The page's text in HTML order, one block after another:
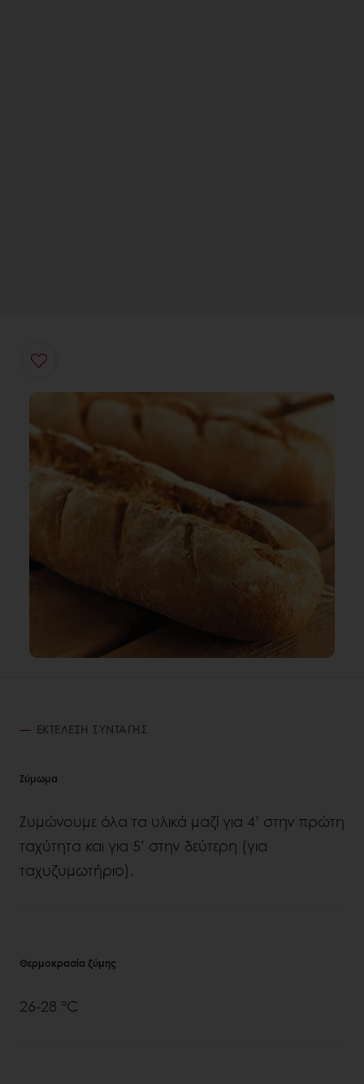
ΕΚΤΈΛΕΣΗ ΣΥΝΤΑΓΉΣ
Ζύμωμα
Ζυμώνουμε όλα τα υλικά μαζί για 4’ στην πρώτη
ταχύτητα και για 5’ στην δεύτερη (για
ταχυζυμωτήριο).
Θερμοκρασία ζύμης
26-28 °C